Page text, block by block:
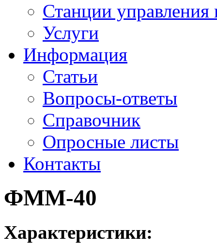
Станции управления
Услуги
Информация
Статьи
Вопросы-ответы
Справочник
Опросные листы
Контакты
ФММ-40
Характеристики: